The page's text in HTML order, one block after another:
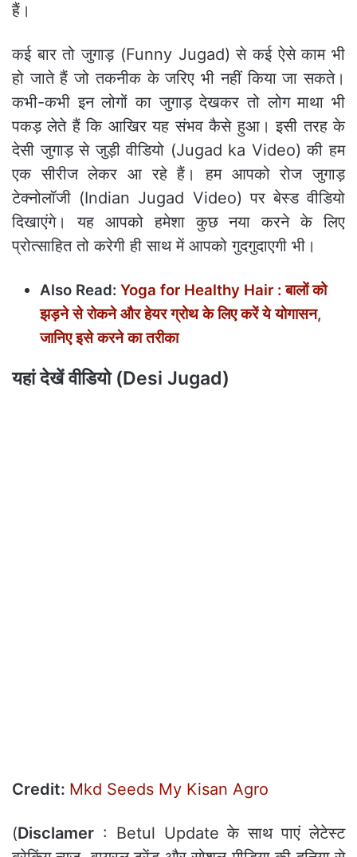
हैं।
कई बार तो जुगाड़ (Funny Jugad) से कई ऐसे काम भी
हो जाते हैं जो तकनीक के जरिए भी नहीं किया जा सकते।
कभी-कभी इन लोगों का जुगाड़ देखकर तो लोग माथा भी
पकड़ लेते हैं कि आखिर यह संभव कैसे हुआ। इसी तरह के
देसी जुगाड़ से जुड़ी वीडियो (Jugad ka Video) की हम
एक सीरीज लेकर आ रहे हैं। हम आपको रोज जुगाड़
टेक्नोलॉजी (Indian Jugad Video) पर बेस्ड वीडियो
दिखाएंगे। यह आपको हमेशा कुछ नया करने के लिए
प्रोत्साहित तो करेगी ही साथ में आपको गुदगुदाएगी भी।
Also Read: Yoga for Healthy Hair : बालों को
झड़ने से रोकने और हेयर ग्रोथ के लिए करें ये योगासन,
जानिए इसे करने का तरीका
यहां देखें वीडियो (Desi Jugad)
Credit: Mkd Seeds My Kisan Agro
(Disclamer : Betul Update के साथ पाएं लेटेस्ट